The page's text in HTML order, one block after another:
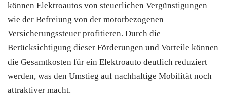
können Elektroautos von steuerlichen Vergünstigungen
wie der Befreiung von der motorbezogenen
Versicherungssteuer profitieren. Durch die
Berücksichtigung dieser Förderungen und Vorteile können
die Gesamtkosten für ein Elektroauto deutlich reduziert
werden, was den Umstieg auf nachhaltige Mobilität noch
attraktiver macht.